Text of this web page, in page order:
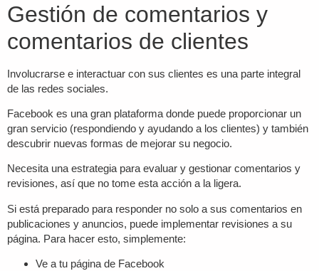
Gestión de comentarios y
comentarios de clientes
Involucrarse e interactuar con sus clientes es una parte integral
de las redes sociales.
Facebook es una gran plataforma donde puede proporcionar un
gran servicio (respondiendo y ayudando a los clientes) y también
descubrir nuevas formas de mejorar su negocio.
Necesita una estrategia para evaluar y gestionar comentarios y
revisiones, así que no tome esta acción a la ligera.
Si está preparado para responder no solo a sus comentarios en
publicaciones y anuncios, puede implementar revisiones a su
página. Para hacer esto, simplemente:
Ve a tu página de Facebook